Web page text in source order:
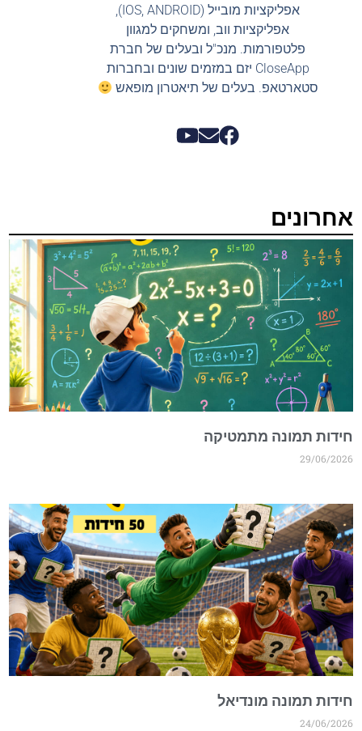
אפליקציות מובייל (IOS, ANDROID),
אפליקציות ווב, ומשחקים למגוון
פלטפורמות. מנכ"ל ובעלים של חברת
CloseApp יזם במזמים שונים ובחברות
סטארטאפ. בעלים של תיאטרון מופאש
אחרונים
חידות תמונה מתמטיקה
29/06/2026
חידות תמונה מונדיאל
24/06/2026